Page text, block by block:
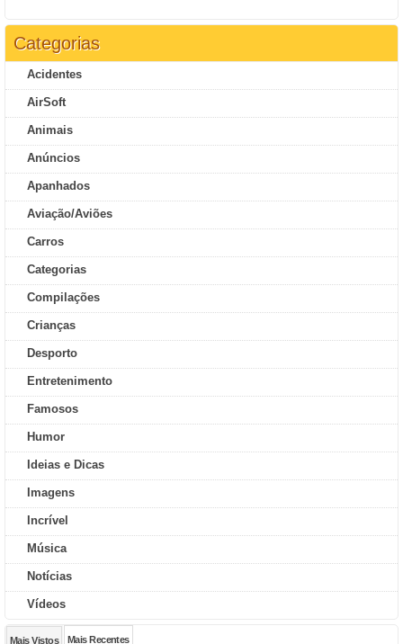
Categorias
Acidentes
AirSoft
Animais
Anúncios
Apanhados
Aviação/Aviões
Carros
Categorias
Compilações
Crianças
Desporto
Entretenimento
Famosos
Humor
Ideias e Dicas
Imagens
Incrível
Música
Notícias
Vídeos
Mais Vistos Mais Recentes